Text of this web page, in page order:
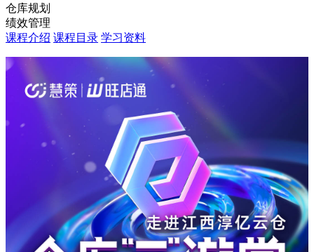
仓库规划
绩效管理
课程介绍 课程目录 学习资料